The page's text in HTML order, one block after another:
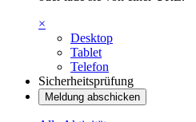
×
Desktop
Tablet
Telefon
Sicherheitsprüfung
Meldung abschicken